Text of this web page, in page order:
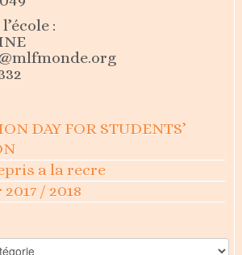
:
DAY FOR STUDENTS’
a la recre
/ 2018